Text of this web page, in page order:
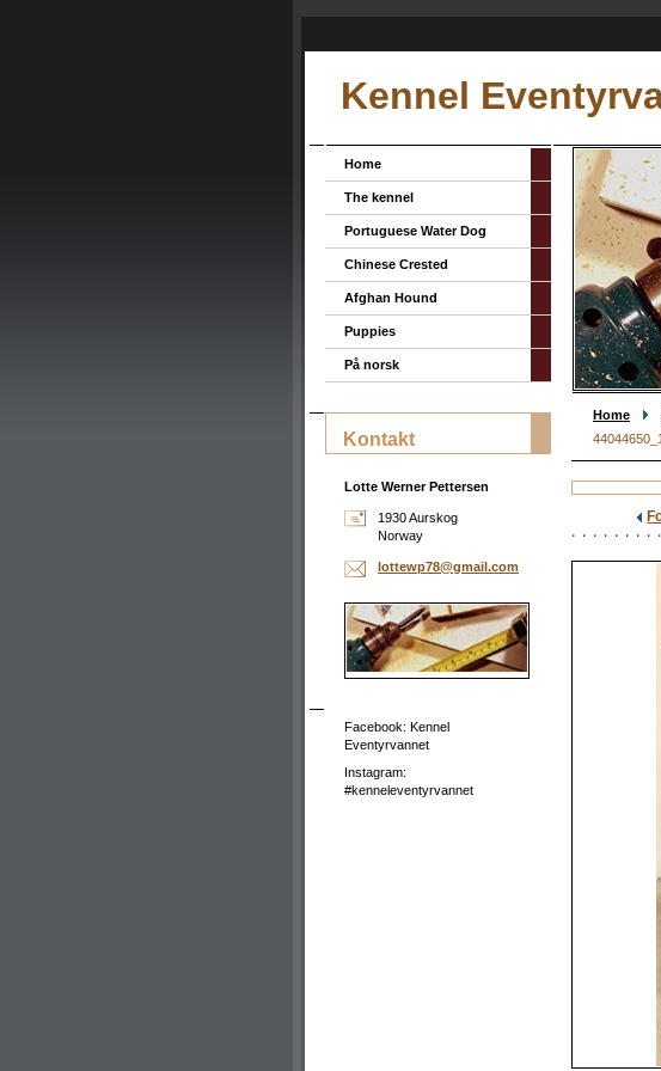
Kennel
Home
Home
The kennel
Portuguese Water Dog
Chinese Crested
Afghan Hound
Puppies
På norsk
Kontakt
Lotte Werner Pettersen
1930 Aurskog
Norway
lottewp78@gmail.com
Facebook: Kennel
Eventyrvannet
Instagram:
#kenneleventyrvannet